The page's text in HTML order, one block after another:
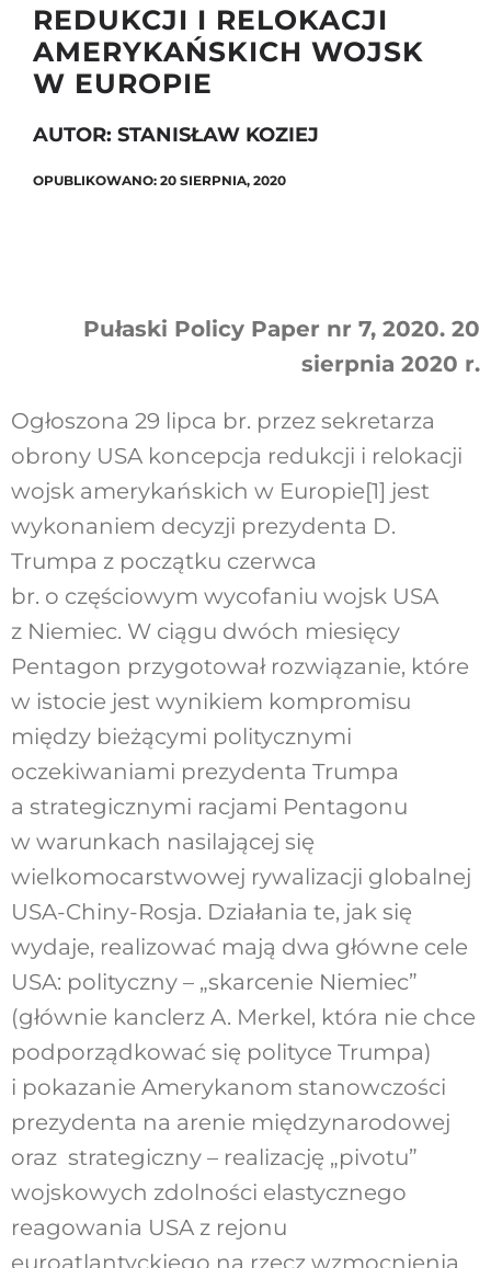
REDUKCJI I RELOKACJI
AMERYKAŃSKICH WOJSK
W EUROPIE
AUTOR: STANISŁAW KOZIEJ
OPUBLIKOWANO: 20 SIERPNIA, 2020
Pułaski Policy Paper nr 7, 2020. 20
sierpnia 2020 r.
Ogłoszona 29 lipca br. przez sekretarza
obrony USA koncepcja redukcji i relokacji
wojsk amerykańskich w Europie[1] jest
wykonaniem decyzji prezydenta D.
Trumpa z początku czerwca
br. o częściowym wycofaniu wojsk USA
z Niemiec. W ciągu dwóch miesięcy
Pentagon przygotował rozwiązanie, które
w istocie jest wynikiem kompromisu
między bieżącymi politycznymi
oczekiwaniami prezydenta Trumpa
a strategicznymi racjami Pentagonu
w warunkach nasilającej się
wielkomocarstwowej rywalizacji globalnej
USA-Chiny-Rosja. Działania te, jak się
wydaje, realizować mają dwa główne cele
USA: polityczny – „skarcenie Niemiec”
(głównie kanclerz A. Merkel, która nie chce
podporządkować się polityce Trumpa)
i pokazanie Amerykanom stanowczości
prezydenta na arenie międzynarodowej
oraz strategiczny – realizację „pivotu”
wojskowych zdolności elastycznego
reagowania USA z rejonu
euroatlantyckiego na rzecz wzmocnienia